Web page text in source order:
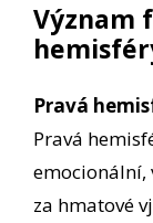
Význam
Pravá
Pravá
emocionální,
za hmatové